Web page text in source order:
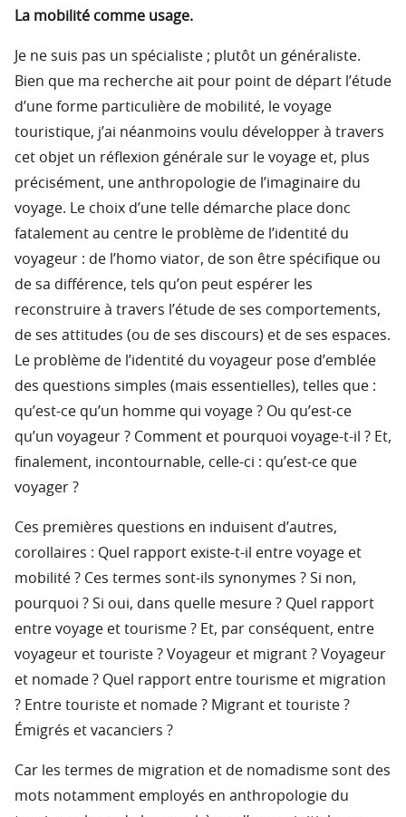
La mobilité comme usage.
Je ne suis pas un spécialiste ; plutôt un généraliste.
Bien que ma recherche ait pour point de départ l’étude
d’une forme particulière de mobilité, le voyage
touristique, j’ai néanmoins voulu développer à travers
cet objet un réflexion générale sur le voyage et, plus
précisément, une anthropologie de l’imaginaire du
voyage. Le choix d’une telle démarche place donc
fatalement au centre le problème de l’identité du
voyageur : de l’homo viator, de son être spécifique ou
de sa différence, tels qu’on peut espérer les
reconstruire à travers l’étude de ses comportements,
de ses attitudes (ou de ses discours) et de ses espaces.
Le problème de l’identité du voyageur pose d’emblée
des questions simples (mais essentielles), telles que :
qu’est-ce qu’un homme qui voyage ? Ou qu’est-ce
qu’un voyageur ? Comment et pourquoi voyage-t-il ? Et,
finalement, incontournable, celle-ci : qu’est-ce que
voyager ?
Ces premières questions en induisent d’autres,
corollaires : Quel rapport existe-t-il entre voyage et
mobilité ? Ces termes sont-ils synonymes ? Si non,
pourquoi ? Si oui, dans quelle mesure ? Quel rapport
entre voyage et tourisme ? Et, par conséquent, entre
voyageur et touriste ? Voyageur et migrant ? Voyageur
et nomade ? Quel rapport entre tourisme et migration
? Entre touriste et nomade ? Migrant et touriste ?
Émigrés et vacanciers ?
Car les termes de migration et de nomadisme sont des
mots notamment employés en anthropologie du